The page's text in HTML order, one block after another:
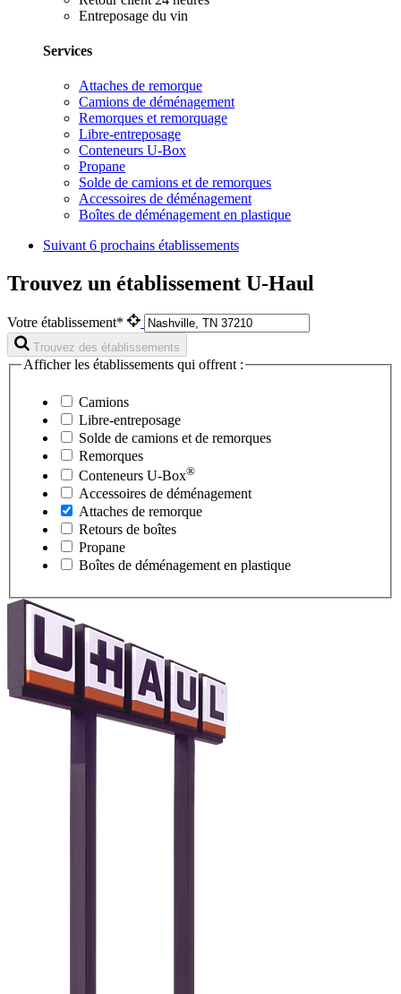
Entreposage du vin
Services
Attaches de remorque
Camions de déménagement
Remorques et remorquage
Libre-entreposage
Conteneurs U-Box
Propane
Solde de camions et de remorques
Accessoires de déménagement
Boîtes de déménagement en plastique
Suivant 6 prochains établissements
Trouvez un établissement U-Haul
Votre établissement*
Trouvez des établissements
Afficher les établissements qui offrent :
Camions
Libre-entreposage
Solde de camions et de remorques
Remorques
Conteneurs U-Box®
Accessoires de déménagement
Attaches de remorque
Retours de boîtes
Propane
Boîtes de déménagement en plastique